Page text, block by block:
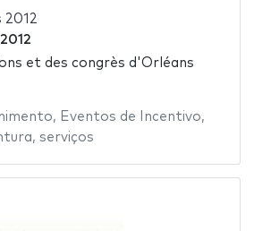
2012
et des congrès d'Orléans
, Eventos de Incentivo,
, serviços